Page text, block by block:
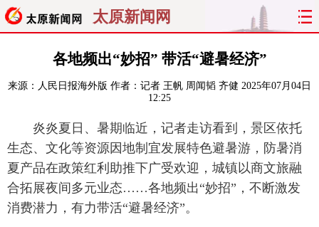
太原新闻网
聚焦 太原
经济 关注 文明 出行
纵横 曝光 综合 专题
旅游 理财 政务 教育
看天下 晋月读 最太原 网罗民生
各地频出“妙招” 带活“避暑经济”
来源： 人民日报海外版 作者：记者 王帆 周闻韬 齐健 2025年07月04日
12:25
炎炎夏日、暑期临近，记者走访看到，景区依托
生态、文化等资源因地制宜发展特色避暑游，防暑消
夏产品在政策红利助推下广受欢迎，城镇以商文旅融
合拓展夜间多元业态……各地频出“妙招”，不断激发
消费潜力，有力带活“避暑经济”。